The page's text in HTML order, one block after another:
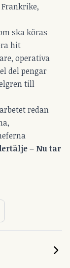
ska köras
hit
operativa
del pengar
till
redan
– Nu tar